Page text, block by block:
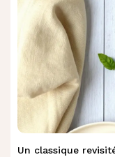
Un classique